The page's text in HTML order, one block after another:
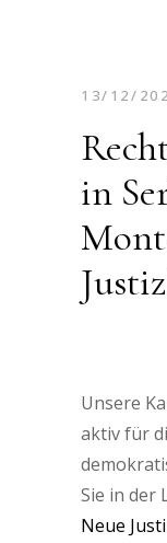
13/12/
in
Unsere
aktiv für
Sie in der
Neue